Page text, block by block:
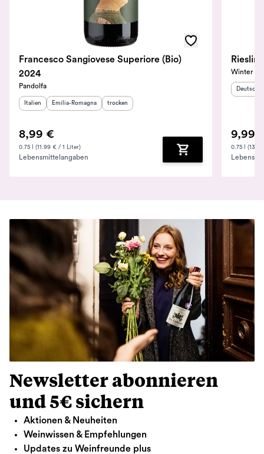
Francesco Sangiovese Superiore (Bio)
2024
Pandolfa
Herkunftsland
Italien Herkunftsregion:
Emilia-Romagna Geschmack
trocken
8,99 €
0.75 l (11.99 € / 1 Liter)
Lebensmittelangaben Zum Warenkorb
Winter
9,99
0.75 l
Newsletter abonnieren
und 5€ sichern
Aktionen & Neuheiten
Weinwissen & Empfehlungen
Updates zu Weinfreunde plus